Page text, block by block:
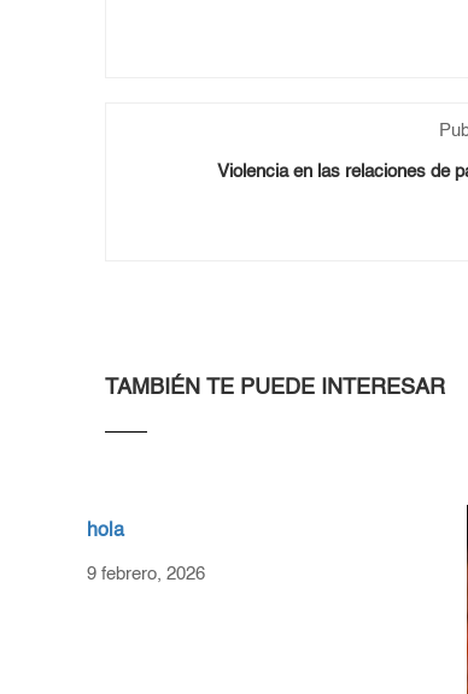
Violencia en las relaciones de
TAMBIÉN TE PUEDE INTERESAR
hola
9 febrero, 2026